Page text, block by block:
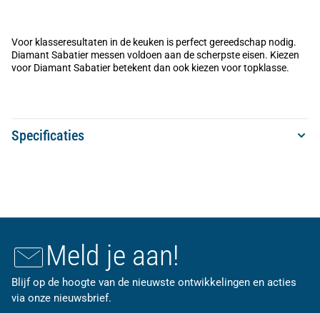
Voor klasseresultaten in de keuken is perfect gereedschap nodig.
Diamant Sabatier messen voldoen aan de scherpste eisen. Kiezen
voor Diamant Sabatier betekent dan ook kiezen voor topklasse.
Specificaties
Meld je aan!
Blijf op de hoogte van de nieuwste ontwikkelingen en acties
via onze nieuwsbrief.